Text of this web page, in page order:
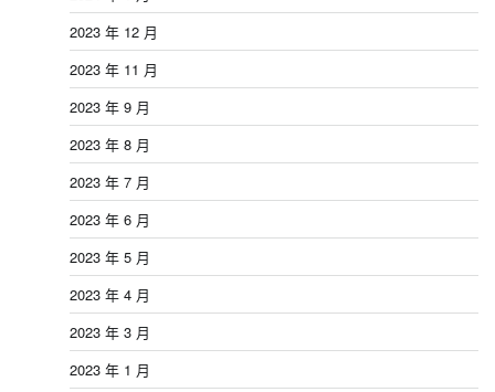
2023 年 12 月
2023 年 11 月
2023 年 9 月
2023 年 8 月
2023 年 7 月
2023 年 6 月
2023 年 5 月
2023 年 4 月
2023 年 3 月
2023 年 1 月